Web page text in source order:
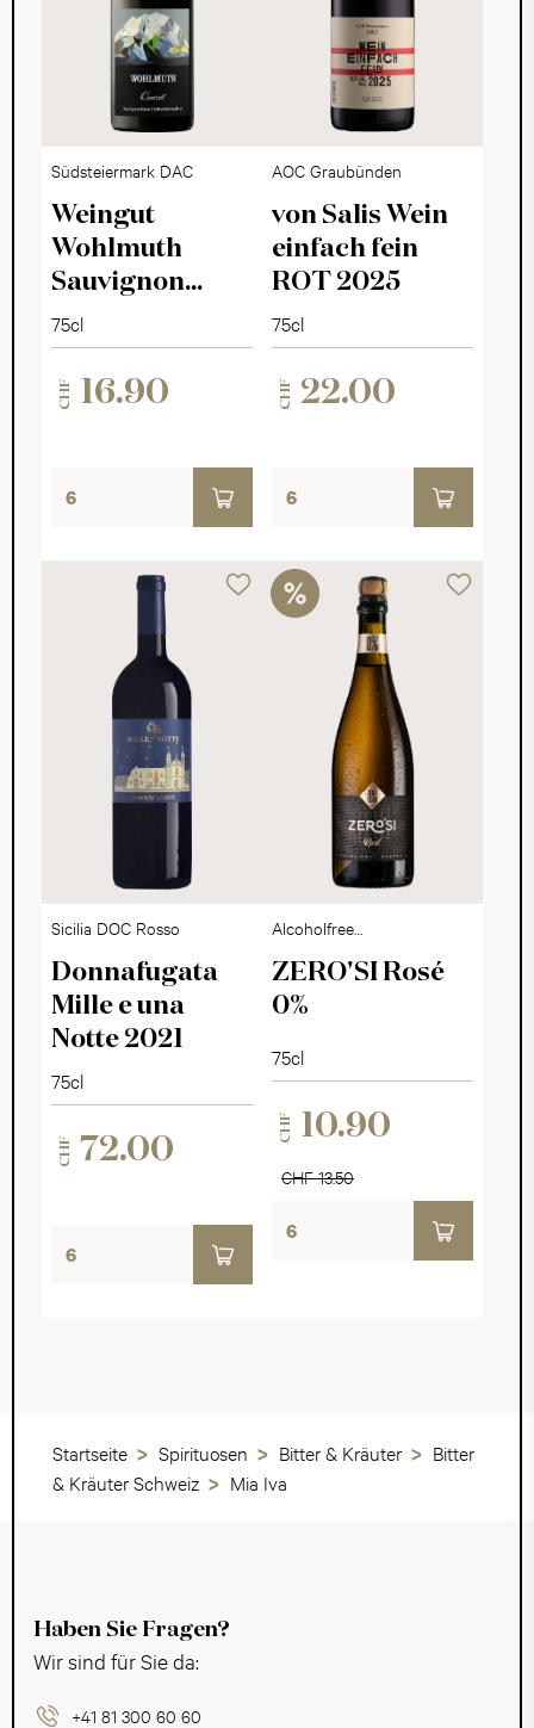
Südsteiermark DAC
Weingut
Wohlmuth
Sauvignon
Blanc Quarzit
2025
75cl
CHF 16.90
AOC Graubünden
von Salis Wein
einfach fein
ROT 2025
75cl
CHF 22.00
Sicilia DOC Rosso
Donnafugata
Mille e una
Notte 2021
75cl
CHF 72.00
Alcoholfree
Sparkling Dry
ZERO'SI Rosé
0%
75cl
CHF 10.90
CHF 13.50
Startseite Spirituosen Bitter & Kräuter
Bitter
& Kräuter Schweiz
Mia Iva
Haben Sie Fragen?
Wir sind für Sie da:
+41 81 300 60 60